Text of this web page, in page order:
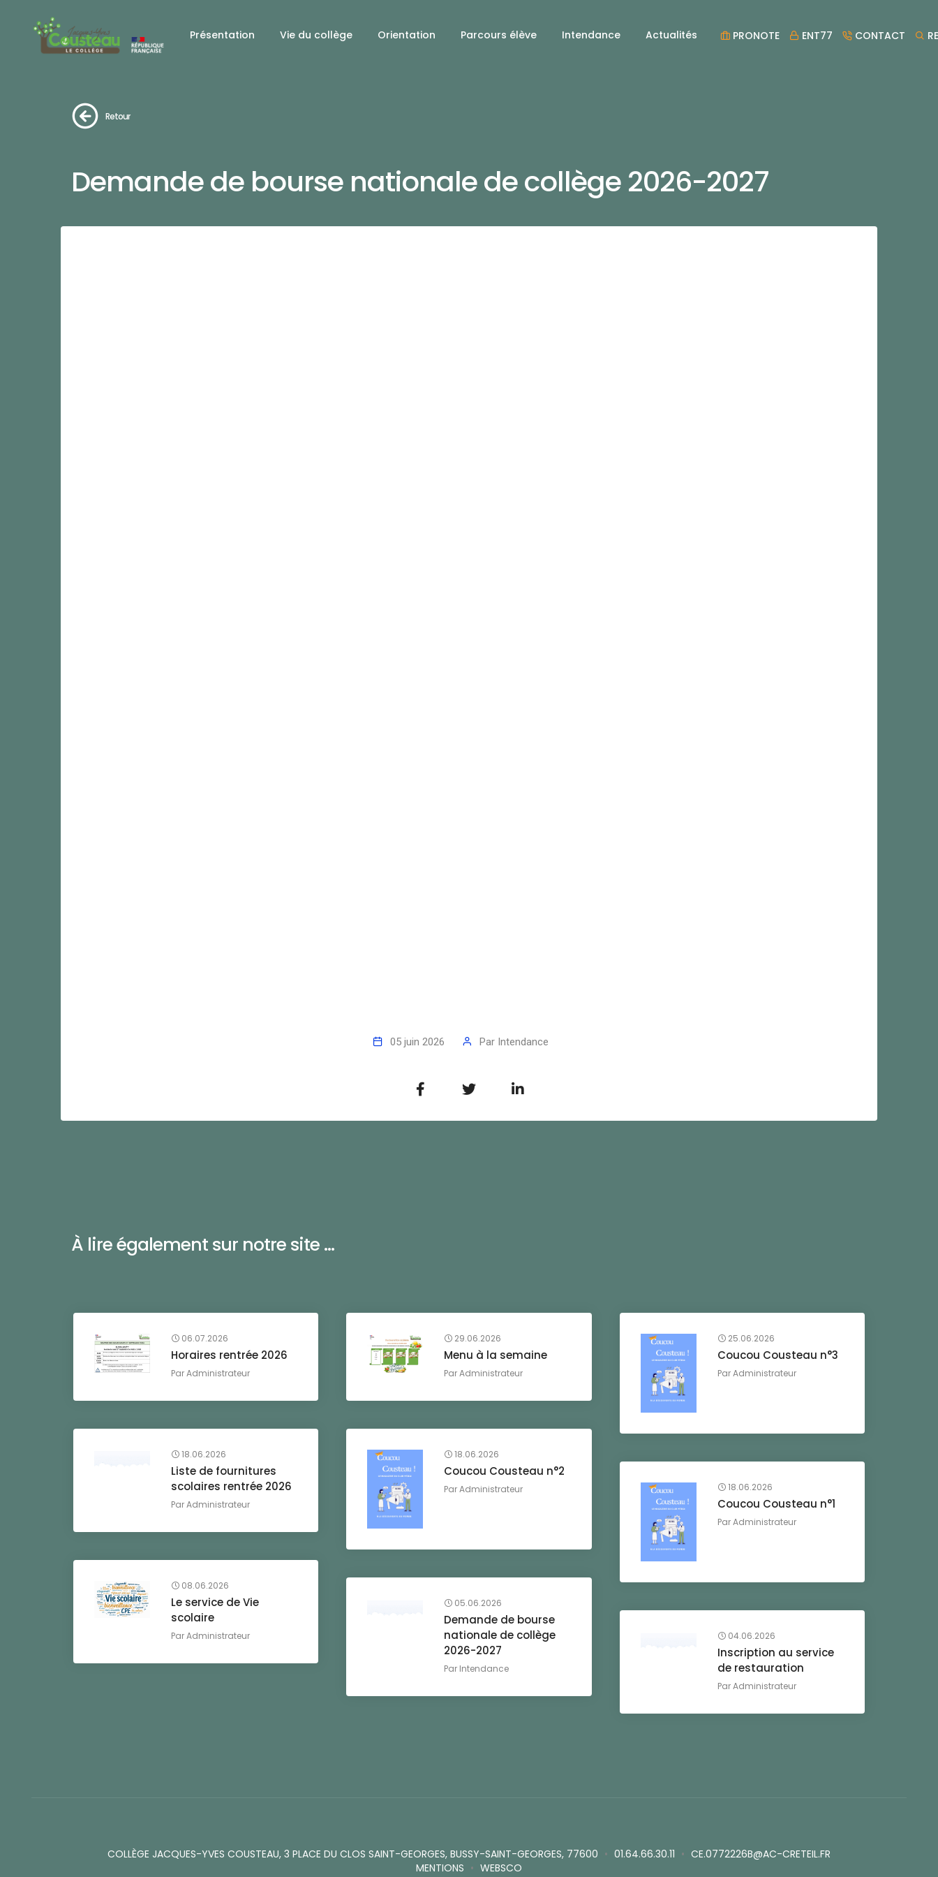
Présentation Vie du collège Orientation Parcours élève Intendance Actualités PRONOTE ENT77 CONTACT
Retour
Demande de bourse nationale de collège 2026-2027
05 juin 2026 Par Intendance
À lire également sur notre site ...
06.07.2026
Horaires rentrée 2026
ParAdministrateur
29.06.2026
Menu à la semaine
ParAdministrateur
25.06.2026
Coucou Cousteau n°3
ParAdministrateur
18.06.2026
Liste de fournitures
scolaires rentrée 2026
ParAdministrateur
18.06.2026
Coucou Cousteau n°2
ParAdministrateur 18.06.2026
Coucou Cousteau n°1
ParAdministrateur
08.06.2026
Le service de Vie
scolaire
ParAdministrateur
05.06.2026
Demande de bourse
nationale de collège
2026-2027
Par Intendance
04.06.2026
Inscription au service
de restauration
ParAdministrateur
COLLÈGE JACQUES-YVES COUSTEAU, 3 PLACE DU CLOS SAINT-GEORGES, BUSSY-SAINT-GEORGES, 77600 • 01.64.66.30.11 • CE.0772226B@AC-CRETEIL.FR
MENTIONS • WEBSCO